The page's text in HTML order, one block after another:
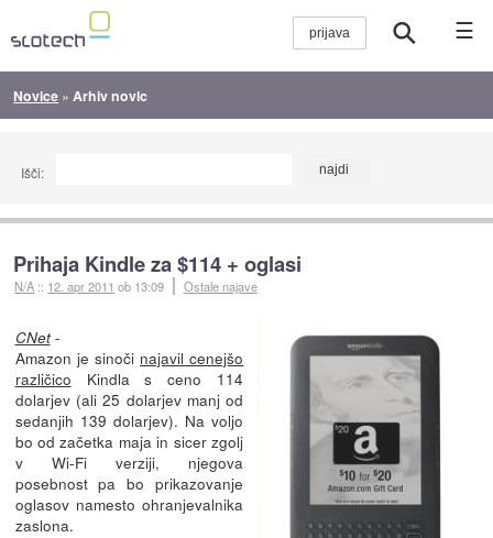
☰
Novice » Arhiv novic
Išči:
Prihaja Kindle za $114 + oglasi
N/A :: 12. apr 2011 ob 13:09 Ostale najave
CNet-
Amazon je sinoči najavil cenejšo
različico Kindla s ceno 114
dolarjev (ali 25 dolarjev manj od
sedanjih 139 dolarjev). Na voljo
bo od začetka maja in sicer zgolj
v Wi-Fi verziji, njegova
posebnost pa bo prikazovanje
oglasov namesto ohranjevalnika
zaslona.